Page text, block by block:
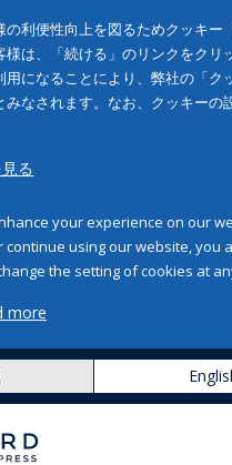
の利便性向上を図るためクッキー
は、「続ける」のリンクをクリ
用になることにより、弊社の「ク
みなされます。なお、クッキーの
る
your experience on our
using our website, you
the setting of cookies at
more